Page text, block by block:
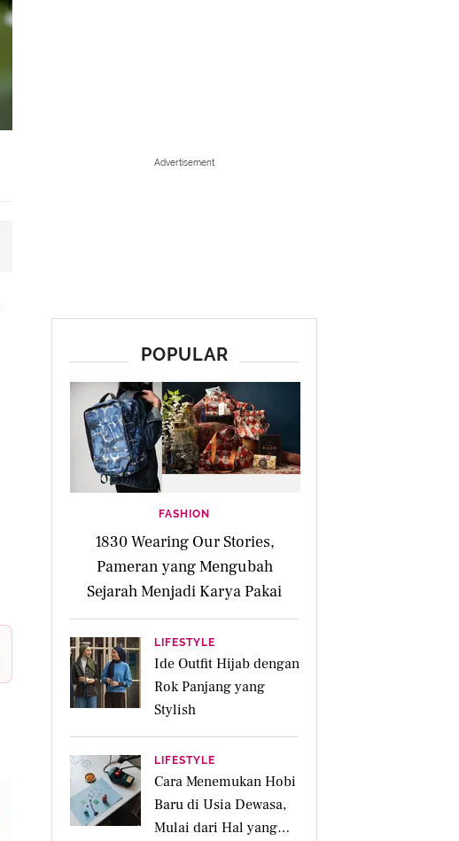
Advertisement
POPULAR
FASHION
1830 Wearing Our Stories,
Pameran yang Mengubah
Sejarah Menjadi Karya Pakai
LIFESTYLE
Ide Outfit Hijab dengan
Rok Panjang yang
Stylish
LIFESTYLE
Cara Menemukan Hobi
Baru di Usia Dewasa,
Mulai dari Hal yang